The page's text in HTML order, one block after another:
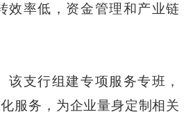
效率低，资金管理和产业链
支行组建专项服务专班，
服务，为企业量身定制相关